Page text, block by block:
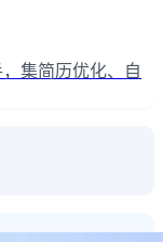
集简历优化、自